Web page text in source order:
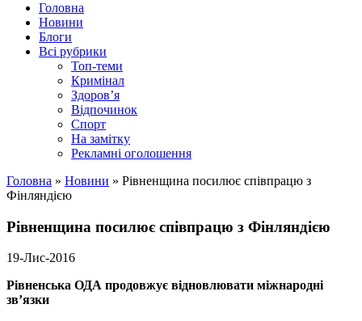
Головна
Новини
Блоги
Всі рубрики
Топ-теми
Кримінал
Здоров’я
Відпочинок
Спорт
На замітку
Рекламні оголошення
Головна » Новини » Рівненщина посилює співпрацю з
Фінляндією
Рівненщина посилює співпрацю з Фінляндією
19-Лис-2016
Рівненська ОДА продовжує відновлювати міжнародні
зв’язки